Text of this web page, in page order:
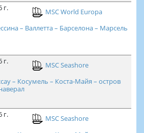
г.
MSC World Europa
– Валлетта – Барселона – Марсель
г.
MSC Seashore
– Косумель – Коста-Майя – остров
г.
MSC Seashore